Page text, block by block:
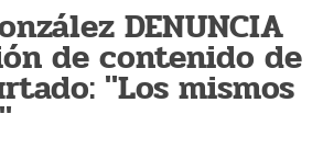
DENUNCIA
de contenido de
"Los mismos